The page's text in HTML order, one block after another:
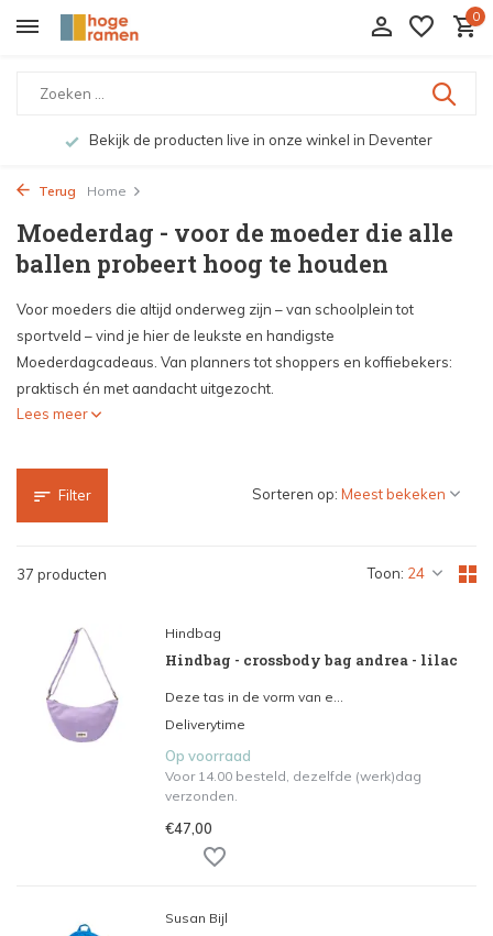
0
Groene en snelle bezorging door o.a. Fietskoerier en GLS.
Terug Home
Moederdag - voor de moeder die alle
ballen probeert hoog te houden
Voor moeders die altijd onderweg zijn – van schoolplein tot
sportveld – vind je hier de leukste en handigste
Moederdagcadeaus. Van planners tot shoppers en koffiebekers:
praktisch én met aandacht uitgezocht.
Lees meer
Filter
37 producten Toon:
Sorteren op:
Hindbag
Hindbag - crossbody bag andrea - lilac
Deze tas in de vorm van e...
Deliverytime
Op voorraad
Voor 14.00 besteld, dezelfde (werk)dag
verzonden.
€47,00
Susan Bijl